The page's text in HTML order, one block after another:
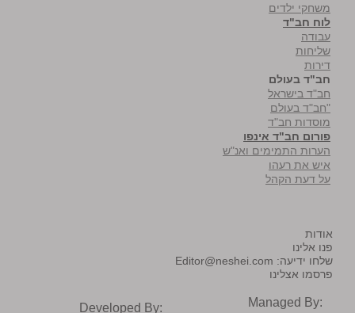
משחקי ילדים
לוח חב"ד
עבודה
שליחות
דירות
חב"ד בעולם
חב"ד בישראל
"חב"ד בעולם
מוסדות חב"ד
פורום חב"ד אינפו
הערות התמימים ואנ"ש
איש את רעהו
על דעת הקהל
אודות
פנו אלינו
שלחו ידיעה: Editor@neshei.com
פרסמו אצלינו
Developed By: Managed By: